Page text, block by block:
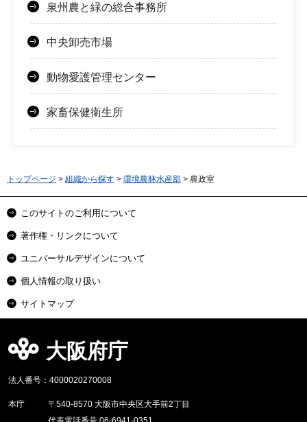
泉州農と緑の総合事務所
中央卸売市場
動物愛護管理センター
家畜保健衛生所
トップページ > 組織から探す > 環境農林水産部 > 農政室
このサイトのご利用について
著作権・リンクについて
ユニバーサルデザインについて
個人情報の取り扱い
サイトマップ
大阪府庁
法人番号：4000020270008
本庁
〒540-8570 大阪市中央区大手前2丁目